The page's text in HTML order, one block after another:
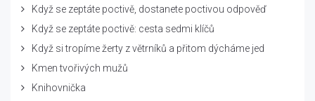
Když se zeptáte poctivě, dostanete poctivou odpověď
Když se zeptáte poctivě: cesta sedmi klíčů
Když si tropíme žerty z větrníků a přitom dýcháme jed
Kmen tvořivých mužů
Knihovnička